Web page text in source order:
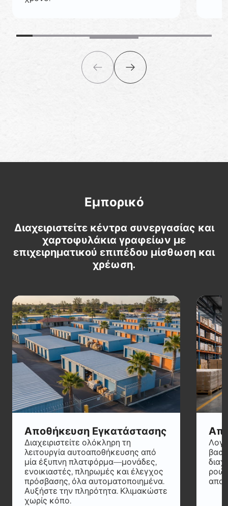
Εμπορικό
Διαχειριστείτε κέντρα συνεργασίας και
χαρτοφυλάκια γραφείων με
επιχειρηματικού επιπέδου μίσθωση και
χρέωση.
Αποθήκευση Εγκατάστασης
Διαχειριστείτε ολόκληρη τη
λειτουργία αυτοαποθήκευσης από
μία έξυπνη πλατφόρμα—μονάδες,
ενοικιαστές, πληρωμές και έλεγχος
πρόσβασης, όλα αυτοματοποιημένα.
Αυξήστε την πληρότητα. Κλιμακώστε
χωρίς κόπο.